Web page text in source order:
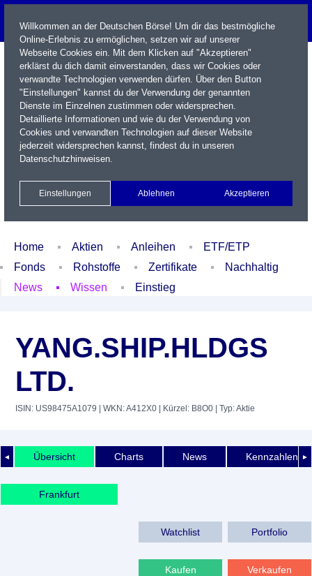
Name / WKN / ISIN / Kürzel
Xetra Realtime
Watchlist Portfolio Login
Home Aktien Anleihen
ETF/ETP
Fonds
Rohstoffe Zertifikate
Nachhaltig
News
Wissen Einstieg
YANG.SHIP.HLDGS
LTD.
ISIN: US98475A1079 | WKN: A412X0 | Kürzel: B8O0 | Typ: Aktie
◄ ►
Übersicht Charts News Kennzahlen
Frankfurt
Watchlist Portfolio
Kaufen Verkaufen
Willkommen an der Deutschen Börse! Um dir das bestmögliche
Online-Erlebnis zu ermöglichen, setzen wir auf unserer
Webseite Cookies ein. Mit dem Klicken auf "Akzeptieren"
erklärst du dich damit einverstanden, dass wir Cookies oder
verwandte Technologien verwenden dürfen. Über den Button
"Einstellungen" kannst du der Verwendung der genannten
Dienste im Einzelnen zustimmen oder widersprechen.
Detaillierte Informationen und wie du der Verwendung von
Cookies und verwandten Technologien auf dieser Website
jederzeit widersprechen kannst, findest du in unseren
Datenschutzhinweisen.
Einstellungen Ablehnen Akzeptieren